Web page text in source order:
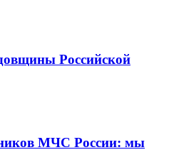
Российской
МЧС России: мы